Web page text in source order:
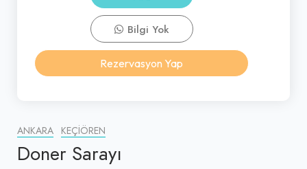
ANKARA KEÇIÖREN
Doner Sarayı
Bilgi Yok
Rezervasyon Yap